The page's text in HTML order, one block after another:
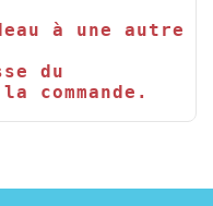
à une autre
du
commande.